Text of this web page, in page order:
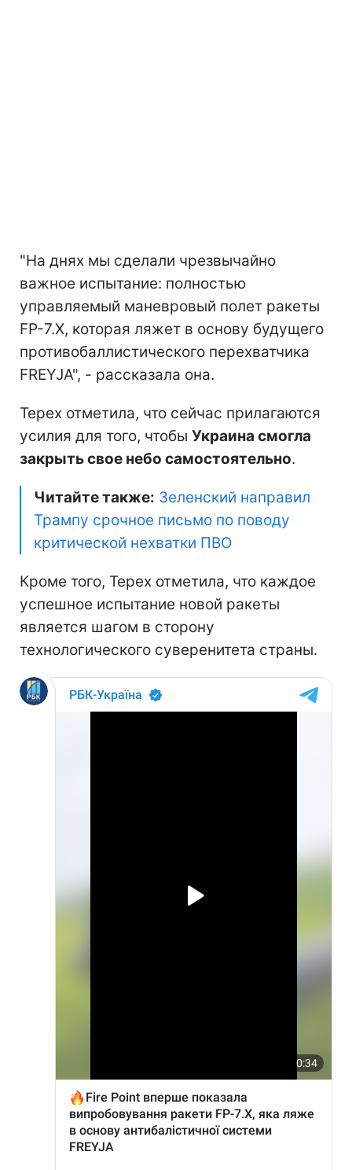
"На днях мы сделали чрезвычайно
важное испытание: полностью
управляемый маневровый полет ракеты
FP-7.X, которая ляжет в основу будущего
противобаллистического перехватчика
FREYJA", - рассказала она.
Терех отметила, что сейчас прилагаются
усилия для того, чтобы Украина смогла
закрыть свое небо самостоятельно.
Читайте также: Зеленский направил
Трампу срочное письмо по поводу
критической нехватки ПВО
Кроме того, Терех отметила, что каждое
успешное испытание новой ракеты
является шагом в сторону
технологического суверенитета страны.